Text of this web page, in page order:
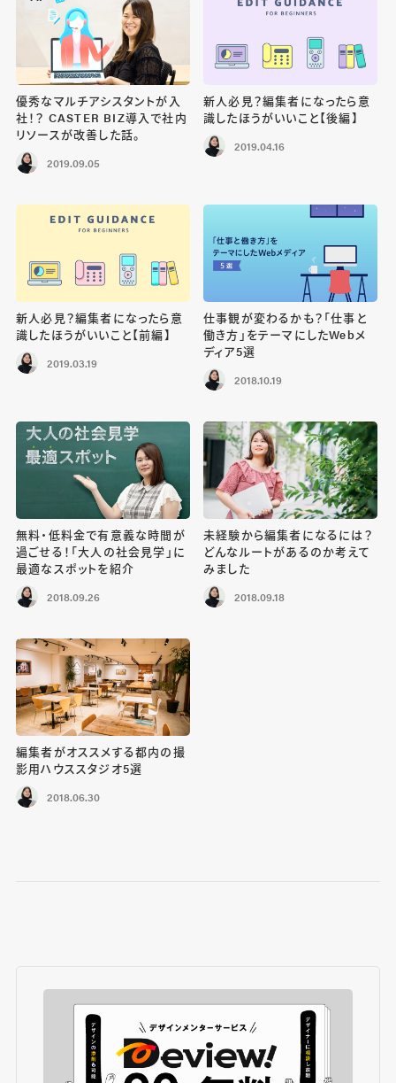
優秀なマルチアシスタントが入
社！？ CASTER BIZ導入で社内
リソースが改善した話。
2019.09.05
新人必見？編集者になったら意
識したほうがいいこと【後編】
2019.04.16
新人必見？編集者になったら意
識したほうがいいこと【前編】
2019.03.19
仕事観が変わるかも？「仕事と
働き方」をテーマにしたWebメ
ディア5選
2018.10.19
無料・低料金で有意義な時間が
過ごせる！「大人の社会見学」に
最適なスポットを紹介
2018.09.26
未経験から編集者になるには？
どんなルートがあるのか考えて
みました
2018.09.18
編集者がオススメする都内の撮
影用ハウススタジオ5選
2018.06.30